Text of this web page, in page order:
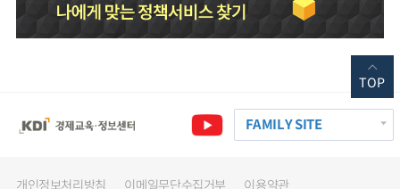
FAMILY SITE
TOP